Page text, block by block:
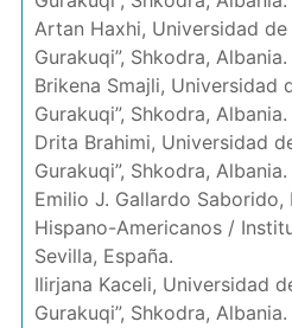
Artan Haxhi, Universidad de
Gurakuqi”, Shkodra, Albania.
Brikena Smajli, Universidad
Gurakuqi”, Shkodra, Albania.
Drita Brahimi, Universidad
Gurakuqi”, Shkodra, Albania.
Emilio J. Gallardo Saborido,
Hispano-Americanos /
Sevilla, España.
Ilirjana Kaceli, Universidad
Gurakuqi”, Shkodra, Albania.